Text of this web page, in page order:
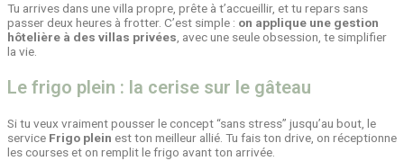
Tu arrives dans une villa propre, prête à t’accueillir, et tu repars sans
passer deux heures à frotter. C’est simple : on applique une gestion
hôtelière à des villas privées, avec une seule obsession, te simplifier
la vie.
Le frigo plein : la cerise sur le gâteau
Si tu veux vraiment pousser le concept “sans stress” jusqu’au bout, le
service Frigo plein est ton meilleur allié. Tu fais ton drive, on réceptionne
les courses et on remplit le frigo avant ton arrivée.